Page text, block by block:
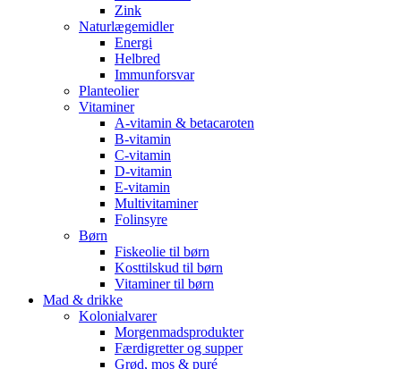
Zink
Naturlægemidler
Energi
Helbred
Immunforsvar
Planteolier
Vitaminer
A-vitamin & betacaroten
B-vitamin
C-vitamin
D-vitamin
E-vitamin
Multivitaminer
Folinsyre
Børn
Fiskeolie til børn
Kosttilskud til børn
Vitaminer til børn
Mad & drikke
Kolonialvarer
Morgenmadsprodukter
Færdigretter og supper
Grød, mos & puré